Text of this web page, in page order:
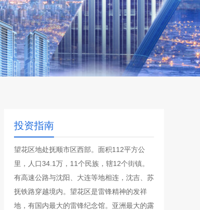
投资指南
望花区地处抚顺市区西部。面积112平方公
里，人口34.1万，11个民族，辖12个街镇。
有高速公路与沈阳、大连等地相连，沈吉、苏
抚铁路穿越境内。望花区是雷锋精神的发祥
地，有国内最大的雷锋纪念馆。亚洲最大的露